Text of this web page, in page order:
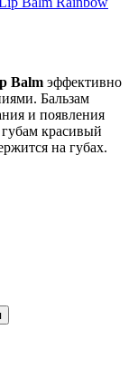
Balm эффективно
Бальзам
и появления
красивый
на губах.